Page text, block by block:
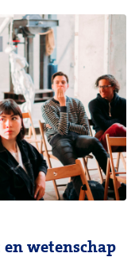
wetenschap